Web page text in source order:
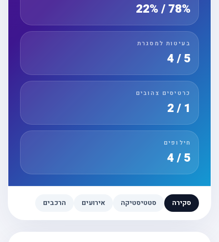
78% / 22%
בעיטות למסגרת
כרטיסים צהובים
חילופים
סקירה סטטיסטיקה אירועים הרכבים